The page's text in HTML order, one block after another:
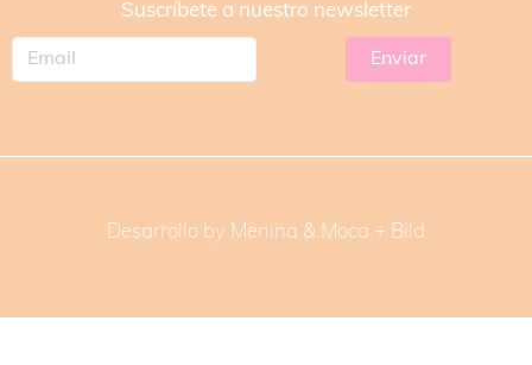
Suscríbete a nuestro newsletter
Desarrollo by Menina & Moca + Bild